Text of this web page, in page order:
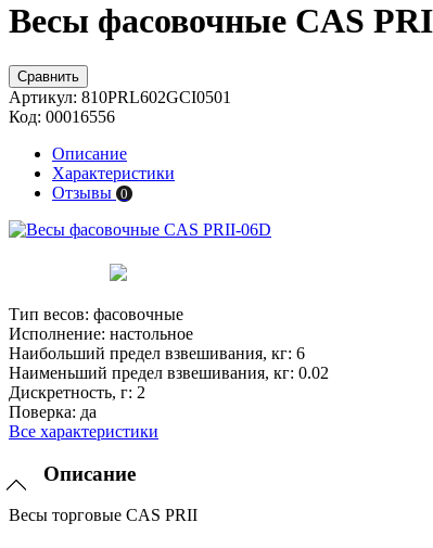
Весы фасовочные CAS
Сравнить
Артикул: 810PRL602GCI0501
Код: 00016556
Описание
Характеристики
Отзывы 0
Тип весов: фасовочные
Исполнение: настольное
Наибольший предел взвешивания, кг: 6
Наименьший предел взвешивания, кг: 0.02
Дискретность, г: 2
Поверка: да
Все характеристики
Описание
Весы торговые CAS PRII